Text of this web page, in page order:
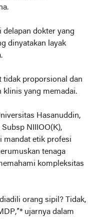
delapan dokter yang
dinyatakan layak
tidak proporsional dan
klinis yang memadai.
Hasanuddin,
NIIIOO(K),
mandat etik profesi
tenaga
kompleksitas
orang sipil? Tidak,
ujarnya dalam